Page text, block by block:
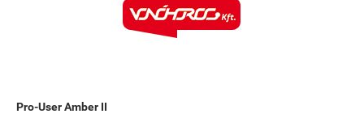
Pro-User Amber II